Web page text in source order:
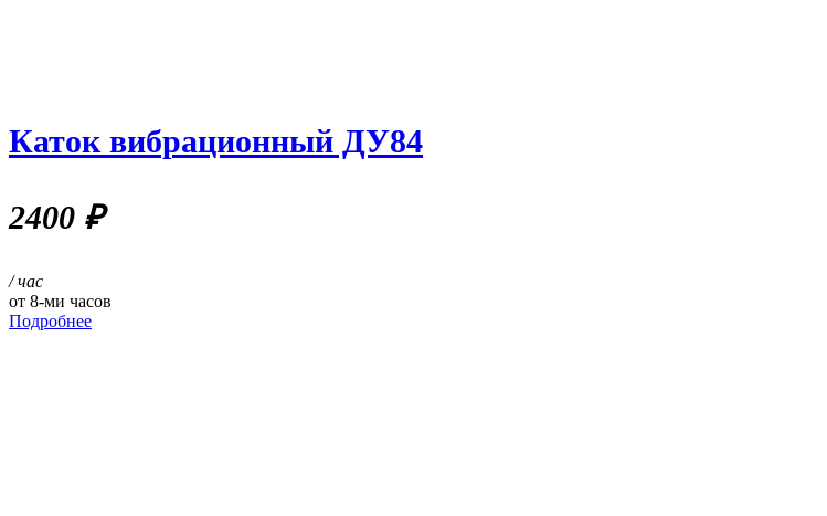
Каток вибрационный ДУ84
2400 ₽
/ час
от 8-ми часов
Подробнее